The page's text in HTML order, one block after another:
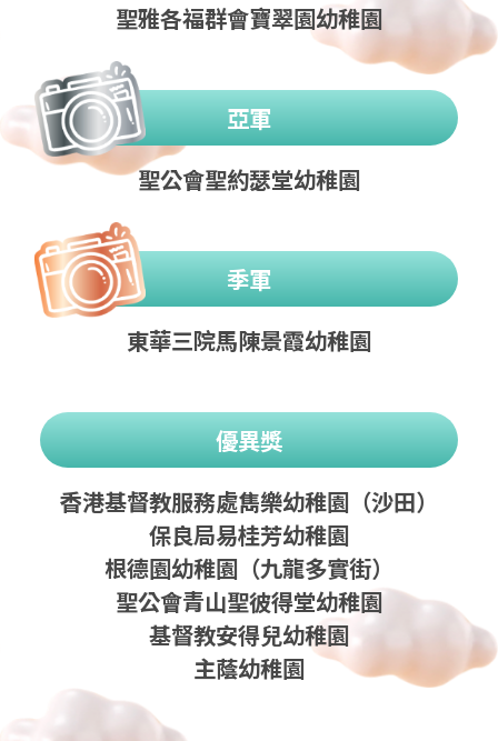
聖雅各福群會寶翠園幼稚園
亞軍
聖公會聖約瑟堂幼稚園
季軍
東華三院馬陳景霞幼稚園
優異獎
香港基督教服務處雋樂幼稚園（沙田）
保良局易桂芳幼稚園
根德園幼稚園（九龍多實街）
聖公會青山聖彼得堂幼稚園
基督教安得兒幼稚園
主蔭幼稚園